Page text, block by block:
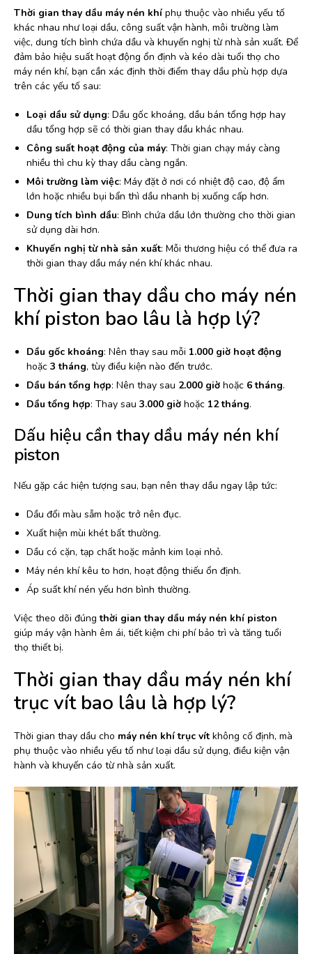
Thời gian thay dầu máy nén khí phụ thuộc vào nhiều yếu tố
khác nhau như loại dầu, công suất vận hành, môi trường làm
việc, dung tích bình chứa dầu và khuyến nghị từ nhà sản xuất. Để
đảm bảo hiệu suất hoạt động ổn định và kéo dài tuổi thọ cho
máy nén khí, bạn cần xác định thời điểm thay dầu phù hợp dựa
trên các yếu tố sau:
Loại dầu sử dụng: Dầu gốc khoáng, dầu bán tổng hợp hay
dầu tổng hợp sẽ có thời gian thay dầu khác nhau.
Công suất hoạt động của máy: Thời gian chạy máy càng
nhiều thì chu kỳ thay dầu càng ngắn.
Môi trường làm việc: Máy đặt ở nơi có nhiệt độ cao, độ ẩm
lớn hoặc nhiều bụi bẩn thì dầu nhanh bị xuống cấp hơn.
Dung tích bình dầu: Bình chứa dầu lớn thường cho thời gian
sử dụng dài hơn.
Khuyến nghị từ nhà sản xuất: Mỗi thương hiệu có thể đưa ra
thời gian thay dầu máy nén khí khác nhau.
Thời gian thay dầu cho máy nén
khí piston bao lâu là hợp lý?
Dầu gốc khoáng: Nên thay sau mỗi 1.000 giờ hoạt động
hoặc 3 tháng, tùy điều kiện nào đến trước.
Dầu bán tổng hợp: Nên thay sau 2.000 giờ hoặc 6 tháng.
Dầu tổng hợp: Thay sau 3.000 giờ hoặc 12 tháng.
Dấu hiệu cần thay dầu máy nén khí
piston
Nếu gặp các hiện tượng sau, bạn nên thay dầu ngay lập tức:
Dầu đổi màu sẫm hoặc trở nên đục.
Xuất hiện mùi khét bất thường.
Dầu có cặn, tạp chất hoặc mảnh kim loại nhỏ.
Máy nén khí kêu to hơn, hoạt động thiếu ổn định.
Áp suất khí nén yếu hơn bình thường.
Việc theo dõi đúngthời gian thay dầu máy nén khí piston
giúp máy vận hành êm ái, tiết kiệm chi phí bảo trì và tăng tuổi
thọ thiết bị.
Thời gian thay dầu máy nén khí
trục vít bao lâu là hợp lý?
Thời gian thay dầu cho máy nén khí trục vít không cố định, mà
phụ thuộc vào nhiều yếu tố như loại dầu sử dụng, điều kiện vận
hành và khuyến cáo từ nhà sản xuất.